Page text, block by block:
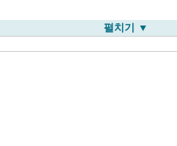
펼치기 ▼